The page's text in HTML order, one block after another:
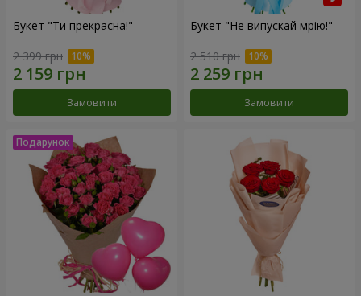
Букет "Ти прекрасна!"
2 399 грн
Замовити
Букет "Не випускай мрію!"
2 510 грн
Замовити